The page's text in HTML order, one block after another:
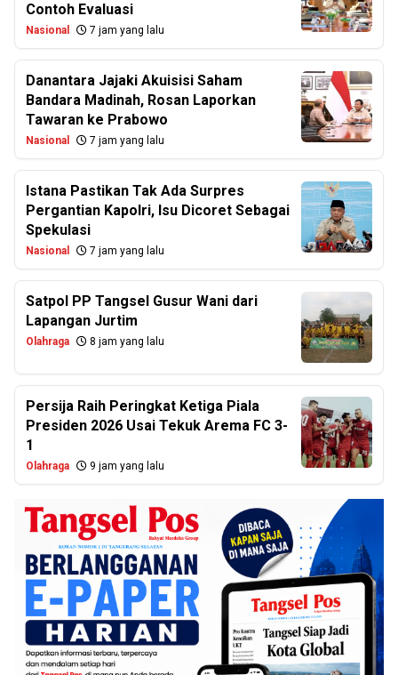
Contoh Evaluasi
Nasional 7 jam yang lalu
Danantara Jajaki Akuisisi Saham
Bandara Madinah, Rosan Laporkan
Tawaran ke Prabowo
Nasional 7 jam yang lalu
Istana Pastikan Tak Ada Surpres
Pergantian Kapolri, Isu Dicoret Sebagai
Spekulasi
Nasional 7 jam yang lalu
Satpol PP Tangsel Gusur Wani dari
Lapangan Jurtim
Olahraga 8 jam yang lalu
Persija Raih Peringkat Ketiga Piala
Presiden 2026 Usai Tekuk Arema FC 3-
1
Olahraga 9 jam yang lalu